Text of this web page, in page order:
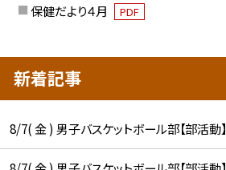
保健だより４月 PDF
新着記事
8/7( 金 ) 男子バスケットボール部【部活動】